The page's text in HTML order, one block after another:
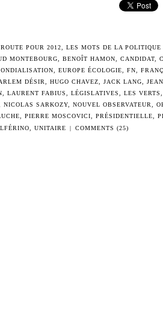
POUR 2012 ,LES MOTS DE LA POLITIQUE
MONTEBOURG BENOÎT HAMON CANDIDAT
EUROPE ÉCOLOGIE FN
DÉSIR HUGO CHAVEZ JACK LANG
LAURENT FABIUS LÉGISLATIVES LES VERTS
NICOLAS SARKOZY, NOUVEL OBSERVATEUR
PIERRE MOSCOVICI PRÉSIDENTIELLE
UNITAIRE | COMMENTS (25)